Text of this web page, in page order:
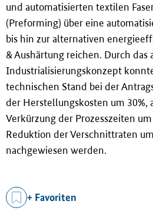
und automatisierten textilen
(Preforming) über eine
bis hin zur alternativen
& Aushärtung reichen. Durch das
Industrialisierungskonzept
technischen Stand bei der
der Herstellungskosten um 30%,
Verkürzung der Prozesszeiten
Reduktion der Verschnittraten
nachgewiesen werden.
+ Favoriten